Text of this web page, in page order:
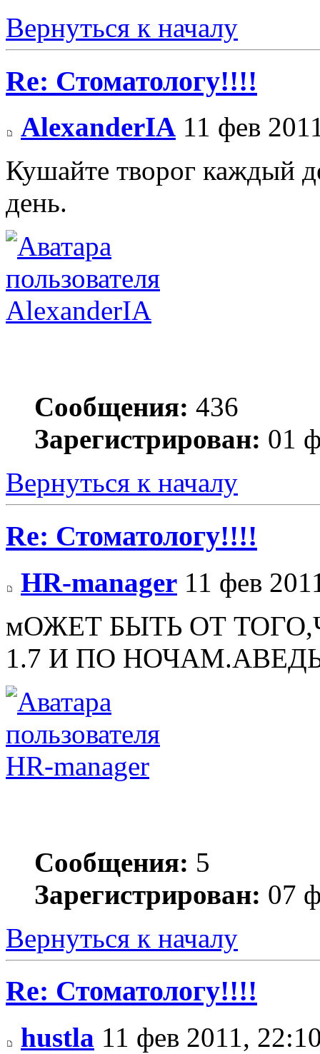
Вернуться к началу
Re: Стоматологу!!!!
AlexanderIA 11 фев
Кушайте творог каждый
день.
AlexanderIA
Сообщения: 436
Зарегистрирован: 01
Вернуться к началу
Re: Стоматологу!!!!
HR-manager 11 фев
мОЖЕТ БЫТЬ ОТ
1.7 И ПО
HR-manager
Сообщения: 5
Зарегистрирован: 07
Вернуться к началу
Re: Стоматологу!!!!
hustla 11 фев 2011,